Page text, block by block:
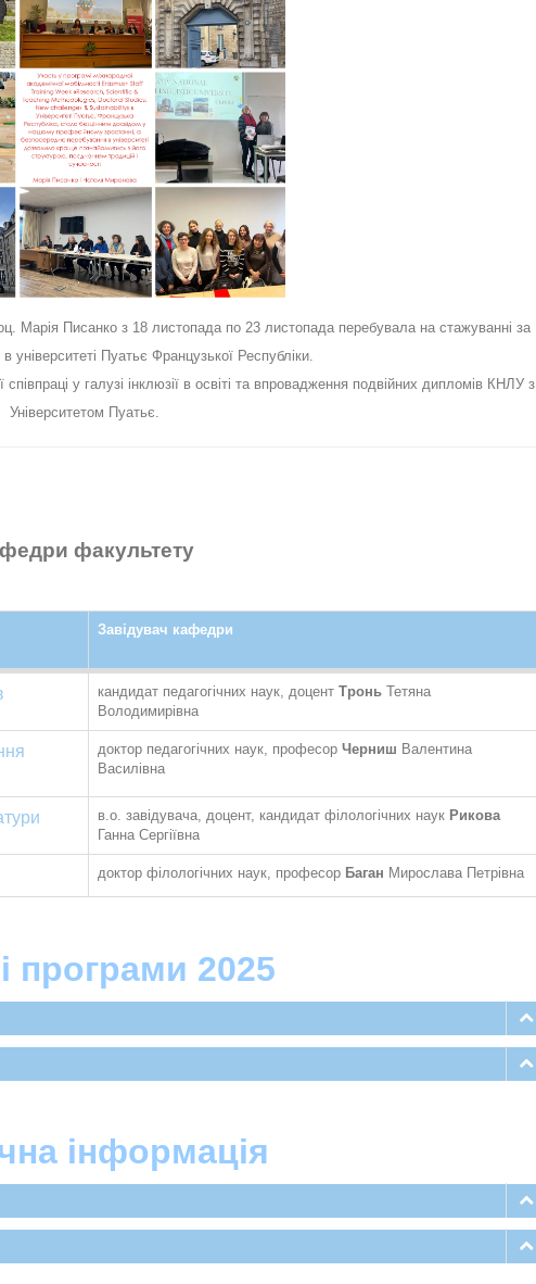
Марія Писанко з 18 листопада по 23 листопада перебувала на стажуванні за
Пуатьє Французької Республіки.
у галузі інклюзії в освіті та впровадження подвійних дипломів КНЛУ з
Університетом Пуатьє.
факультету
Завідувач кафедри
кандидат педагогічних наук, доцент Тронь Тетяна
Володимирівна
доктор педагогічних наук, професор Черниш Валентина
Василівна
в.о. завідувача, доцент, кандидат філологічних наук Рикова
Ганна Сергіївна
доктор філологічних наук, професор Баган Мирослава Петрівна
програми 2025
інформація